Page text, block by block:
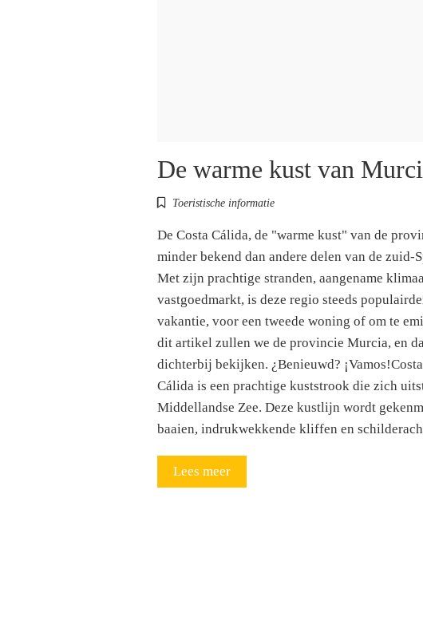
De warme kust van
Toeristische informatie
De Costa Cálida, de "warme kust" van de
minder bekend dan andere delen van de zuid-
Met zijn prachtige stranden, aangename
vastgoedmarkt, is deze regio steeds
vakantie, voor een tweede woning of om te
dit artikel zullen we de provincie Murcia, en
dichterbij bekijken. ¿Benieuwd?
Cálida is een prachtige kuststrook die zich
Middellandse Zee. Deze kustlijn wordt
baaien, indrukwekkende kliffen en
Lees meer